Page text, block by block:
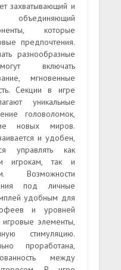
захватывающий и
объединяющий
которые
предпочтения.
разнообразные
включать
мгновенные
Секции в игре
уникальные
головоломок,
новых миров.
и удобен,
управлять как
игрокам, так и
Возможности
под личные
удобным для
и уровней
игровые элементы,
стимуляцию.
проработана,
между